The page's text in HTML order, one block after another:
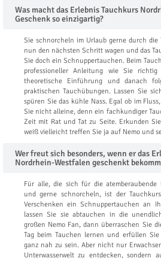
Was macht das Erlebnis Tauchkurs
Geschenk so einzigartig?
Sie schnorcheln im Urlaub gerne durch die
nun den nächsten Schritt wagen und das
Sie doch ein Schnuppertauchen. Beim
professioneller Anleitung wie Sie
theoretische Einführung und danach
praktischen Tauchübungen. Lassen Sie
spüren Sie das kühle Nass. Egal ob im
Sie nicht alleine, denn ein fachkundiger
Zeit mit Rat und Tat zu Seite. Erkunden
weiß vielleicht treffen Sie ja auf Nemo und
Wer freut sich besonders, wenn er das
Nordrhein-Westfalen geschenkt
Für alle, die sich für die atemberaubende
und gerne schnorcheln, ist der
Verschenken ein Schnuppertauchen an
lassen Sie sie abtauchen in die
großen Nemo Fan, dann überraschen Sie
Tag beim Tauchen lernen und erfüllen
ganz nah zu sein. Aber nicht nur
Unterwasserwelt zu entdecken, sondern